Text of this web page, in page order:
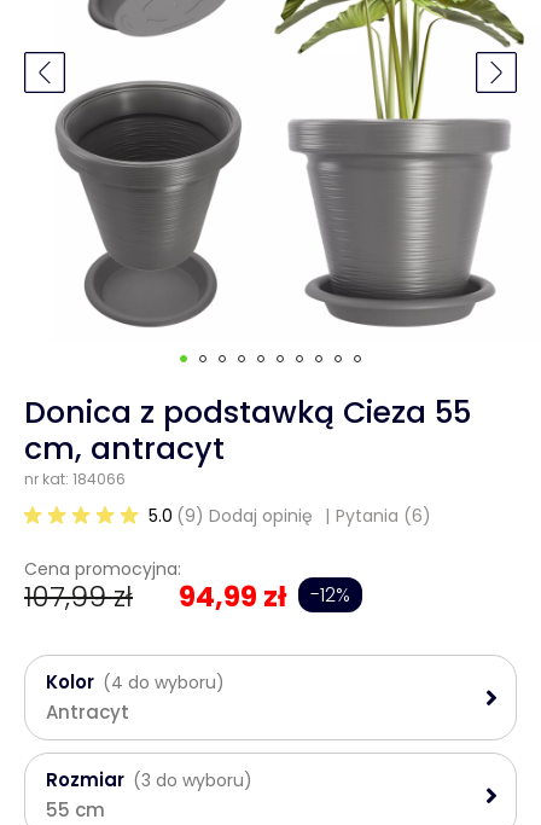
Donica z podstawką Cieza 55
cm, antracyt
nr kat: 184066
5.0 (9) Dodaj opinię Pytania (6)
Cena promocyjna:
107,99 zł 94,99 zł -12%
Kolor (4 do wyboru)
Antracyt
Rozmiar (3 do wyboru)
55 cm